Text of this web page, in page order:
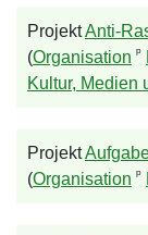
ProjektAnti-
(Organisation ᵖ
Kultur, Medien
Projekt
(Organisation ᵖ